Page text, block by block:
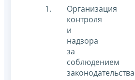
Организация
контроля
и
надзора
за
соблюдением
законодательства